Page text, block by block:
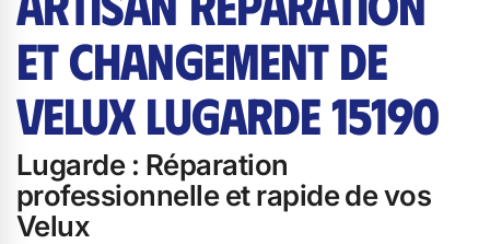
ET CHANGEMENT DE
VELUX LUGARDE 15190
Lugarde : Réparation
professionnelle et rapide de vos
Velux